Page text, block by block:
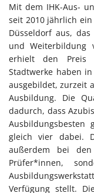
Mit dem IHK-Aus-
seit 2010 jährlich
Düsseldorf aus,
und Weiterbildung
erhielt den Preis
Stadtwerke haben
ausgebildet, zurzeit
Ausbildung. Die
dadurch, dass
Ausbildungsbesten
gleich vier dabei.
außerdem bei
Prüfer*innen,
Verfügung stellt.